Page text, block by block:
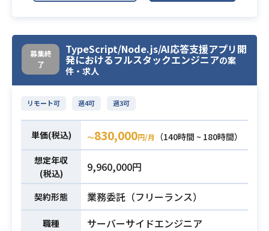
動的に学習・キャッチアップできる
・ITシステム運用、またはWeb/IT業
界での事業推進やPMO、営業サポー
ト等の実務経験
業務内容
実機でのテストがあるため、週2日程
当社は自社サービス100％ですので自
由度が高く、裁量も大きいので、
エンジニアにとって働きやすい環境
・対応プラットフォーム / Android
・対応OSバージョン / 7.0~
・開発言語 / Kotlin86%, Java14%
reベース
・CI Service / GitHub Actions, Bitri
se
・デザイン / Figma
募集終
了
TypeScript/Node.js/AI応答支援アプリ開
発におけるフルスタックエンジニアの案
件・求人
リモート可 週4可 週3可
単価(税込) 〜830,000円/月
（140時間 ~ 180時間）
想定年収
(税込)
9,960,000円
契約形態 業務委託（フリーランス）
職種 サーバーサイドエンジニア